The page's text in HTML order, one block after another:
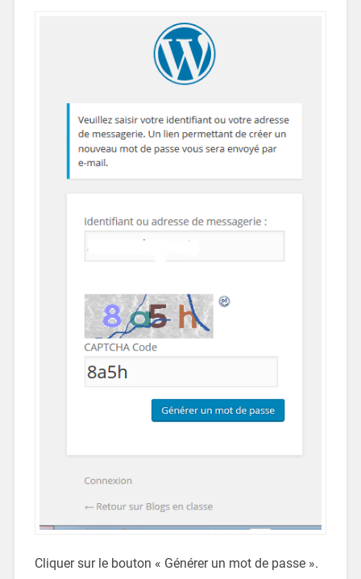
Cliquer sur le bouton « Générer un mot de passe ».